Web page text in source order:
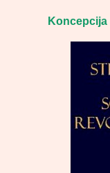
Koncepcija